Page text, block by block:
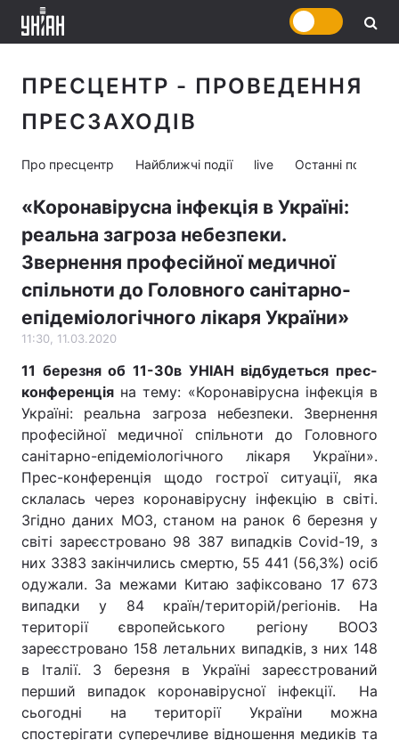
ПРЕСЦЕНТР - ПРОВЕДЕННЯ
ПРЕСЗАХОДІВ
Про пресцентр Найближчі події live Останні події
«Коронавірусна інфекція в Україні:
реальна загроза небезпеки.
Звернення професійної медичної
спільноти до Головного санітарно-
епідеміологічного лікаря України»
11:30, 11.03.2020
11 березня об 11-30в УНІАН відбудеться прес-
конференція на тему: «Коронавірусна інфекція в
Україні: реальна загроза небезпеки. Звернення
професійної медичної спільноти до Головного
санітарно-епідеміологічного лікаря України».
Прес-конференція щодо гострої ситуації, яка
склалась через коронавірусну інфекцію в світі.
Згідно даних МОЗ, станом на ранок 6 березня у
світі зареєстровано 98 387 випадків Covid-19, з
них 3383 закінчились смертю, 55 441 (56,3%) осіб
одужали. За межами Китаю зафіксовано 17 673
випадки у 84 країн/територій/регіонів. На
території європейського регіону ВООЗ
зареєстровано 158 летальних випадків, з них 148
в Італії. 3 березня в Україні зареєстрований
перший випадок коронавірусної інфекції. На
сьогодні на території України можна
спостерігати суперечливе відношення медиків та